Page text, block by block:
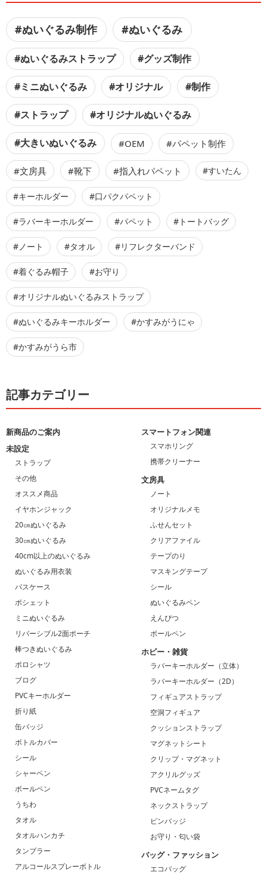
#ぬいぐるみ制作 #ぬいぐるみ
#ぬいぐるみストラップ #グッズ制作
#ミニぬいぐるみ #オリジナル #制作
#ストラップ #オリジナルぬいぐるみ
#大きいぬいぐるみ #OEM #パペット制作
#文房具 #靴下 #指入れパペット #すいたん
#キーホルダー #口パクパペット
#ラバーキーホルダー #パペット #トートバッグ
#ノート #タオル #リフレクターバンド
#着ぐるみ帽子 #お守り
#オリジナルぬいぐるみストラップ
#ぬいぐるみキーホルダー #かすみがうにゃ
#かすみがうら市
記事カテゴリー
新商品のご案内
未設定
ストラップ
その他
オススメ商品
イヤホンジャック
20㎝ぬいぐるみ
30㎝ぬいぐるみ
40cm以上のぬいぐるみ
ぬいぐるみ用衣装
パスケース
ポシェット
ミニぬいぐるみ
リバーシブル2面ポーチ
棒つきぬいぐるみ
ポロシャツ
ブログ
PVCキーホルダー
折り紙
缶バッジ
ボトルカバー
シール
シャーペン
ボールペン
うちわ
タオル
タオルハンカチ
タンブラー
アルコールスプレーボトル
スマートフォン関連
スマホリング
携帯クリーナー
文房具
ノート
オリジナルメモ
ふせんセット
クリアファイル
テープのり
マスキングテープ
シール
ぬいぐるみペン
えんぴつ
ボールペン
ホビー・雑貨
ラバーキーホルダー（立体）
ラバーキーホルダー（2D）
フィギュアストラップ
空洞フィギュア
クッションストラップ
マグネットシート
クリップ・マグネット
アクリルグッズ
PVCネームタグ
ネックストラップ
ピンバッジ
お守り・匂い袋
バッグ・ファッション
エコバッグ